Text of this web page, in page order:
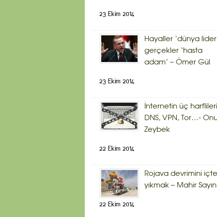
23 Ekim 2014
Hayaller ‘dünya
gerçekler ‘hasta
adam’ – Ömer Gül
23 Ekim 2014
İnternetin üç
DNS, VPN, Tor…-
Zeybek
22 Ekim 2014
Rojava devrimini
yıkmak – Mahir Sayın
22 Ekim 2014